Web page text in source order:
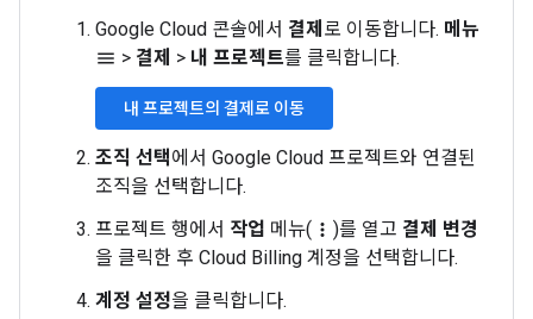
Google Cloud 콘솔에서 결제 로 이동합니다. 메뉴
menu > 결제 > 내 프로젝트를 클릭합니다.
내 프로젝트의 결제로 이동
조직 선택에서 Google Cloud 프로젝트와 연결된
조직을 선택합니다.
프로젝트 행에서 작업 메뉴( more_vert )를 열고 결제 변경
을 클릭한 후 Cloud Billing 계정을 선택합니다.
계정 설정을 클릭합니다.